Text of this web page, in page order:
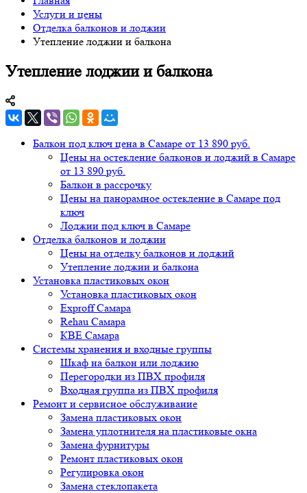
Услуги и цены
Отделка балконов и лоджии
Утепление лоджии и балкона
Утепление лоджии и балкона
Балкон под ключ цена в Самаре от 13 890 руб.
Цены на остекление балконов и лоджий в Самаре
от 13 890 руб.
Балкон в рассрочку
Цены на панорамное остекление в Самаре под
ключ
Лоджии под ключ в Самаре
Отделка балконов и лоджии
Цены на отделку балконов и лоджий
Утепление лоджии и балкона
Установка пластиковых окон
Установка пластиковых окон
Exproff Самара
Rehau Самара
КВЕ Самара
Системы хранения и входные группы
Шкаф на балкон или лоджию
Перегородки из ПВХ профиля
Входная группа из ПВХ профиля
Ремонт и сервисное обслуживание
Замена пластиковых окон
Замена уплотнителя на пластиковые окна
Замена фурнитуры
Ремонт пластиковых окон
Регулировка окон
Замена стеклопакета